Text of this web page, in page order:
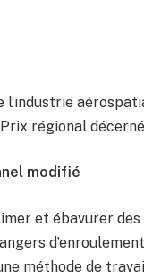
l’industrie
régional
modifié
et ébavurer
méthode de